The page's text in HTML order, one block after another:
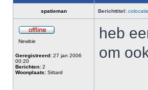
spatieman Berichttitel:
Newbie
Geregistreerd: 27 jan 2006
00:20
Berichten: 2
Woonplaats: Sittard
heb
om